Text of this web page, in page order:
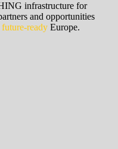
infrastructure for
and opportunities
future-ready Europe.